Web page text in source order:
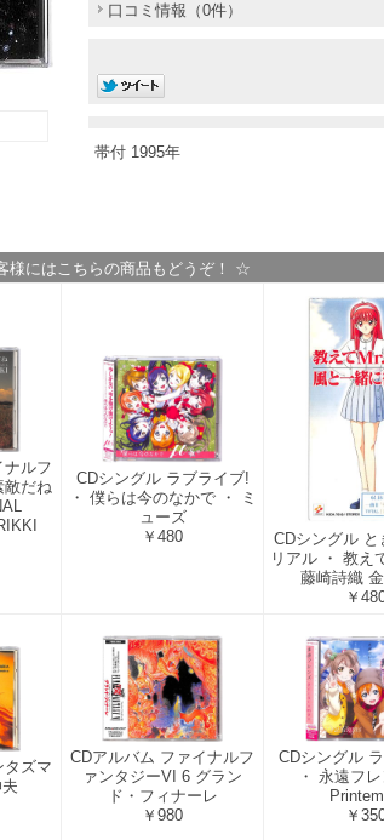
口コミ情報（0件）
帯付 1995年
様にはこちらの商品もどうぞ！ ☆
ナルフ
敵だね
CDシングル ラブライブ!
・ 僕らは今のなかで ・ ミ
ューズ
￥480
CDシングル と
リアル ・ 教え
藤崎詩織
￥
タズマ
CDアルバム ファイナルフ
ァンタジーVI 6 グラン
ド・フィナーレ
￥980
CDシングル
・ 永遠フレ
￥